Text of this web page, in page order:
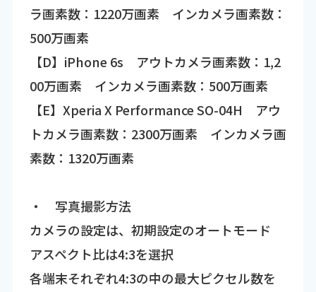
ラ画素数：1220万画素 インカメラ画素数：
500万画素
【D】iPhone 6s アウトカメラ画素数：1,2
00万画素 インカメラ画素数：500万画素
【E】Xperia X Performance SO-04H アウ
トカメラ画素数：2300万画素 インカメラ画
素数：1320万画素
・ 写真撮影方法
カメラの設定は、初期設定のオートモード
アスペクト比は4:3を選択
各端末それぞれ4:3の中の最大ピクセル数を